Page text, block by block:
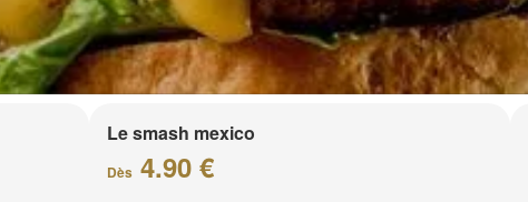
Le smash mexico
Dès 4.90 €